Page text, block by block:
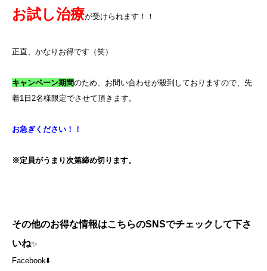
お試し治療が受けられます！！
正直、かなりお得です（笑）
キャンペーン期間のため、お問い合わせが殺到しておりますので、先
着1 日 2名様限定でさせて頂きます。
お急ぎください！！
※定員がうまり次第締め切ります。
その他のお得な情報はこちらのSNSでチェックして下さ
いね✨
Facebook⬇️